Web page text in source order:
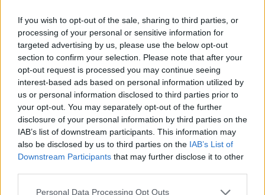
If you wish to opt-out of the sale, sharing to third parties, or
processing of your personal or sensitive information for
targeted advertising by us, please use the below opt-out
section to confirm your selection. Please note that after your
opt-out request is processed you may continue seeing
interest-based ads based on personal information utilized by
us or personal information disclosed to third parties prior to
your opt-out. You may separately opt-out of the further
disclosure of your personal information by third parties on the
IAB’s list of downstream participants. This information may
also be disclosed by us to third parties on the IAB’s List of
Downstream Participants that may further disclose it to other
Personal Data Processing Opt Outs
13:38
Σκιάθος: Ανήλικος κατήγγειλε 17χρονο για βιασμό
13:25
«Kinda chic»: Ποιο είναι το νέο τρεντ της Gen Z που έχει
κατακλύσει τα Social Media
13:17
Λουτράκι: Νεκρός δίπλα σε κάδο σκουπιδιών
εντοπίστηκε ηλικιωμένος